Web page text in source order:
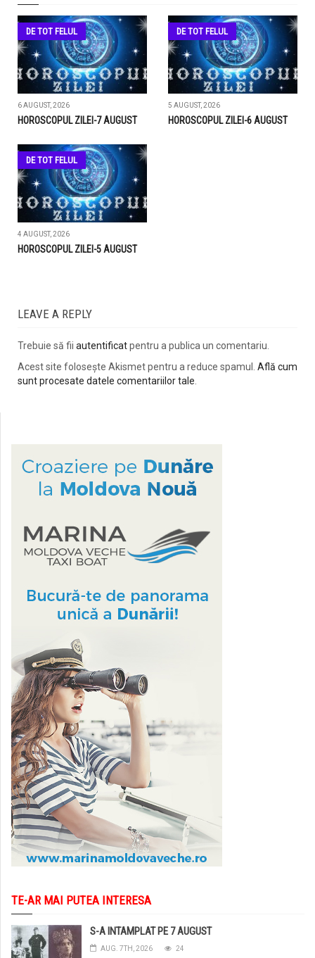
DE TOT FELUL
6 AUGUST, 2026
HOROSCOPUL ZILEI-7 AUGUST
DE TOT FELUL
5 AUGUST, 2026
HOROSCOPUL ZILEI-6 AUGUST
DE TOT FELUL
4 AUGUST, 2026
HOROSCOPUL ZILEI-5 AUGUST
LEAVE A REPLY
Trebuie să fii autentificatpentru a publica un comentariu.
Acest site folosește Akismet pentru a reduce spamul. Află cum
sunt procesate datele comentariilor tale.
TE-AR MAI PUTEA INTERESA
S-A INTAMPLAT PE 7 AUGUST
AUG. 7TH, 2026 24